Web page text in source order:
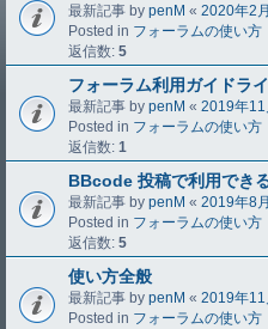
最新記事 by penM « 2020年2
Posted in フォーラムの使い方
返信数: 5
フォーラム利用ガイドラ
最新記事 by penM « 2019年11
Posted in フォーラムの使い方
返信数: 1
BBcode 投稿で利用でき
最新記事 by penM « 2019年8
Posted in フォーラムの使い方
返信数: 5
使い方全般
最新記事 by penM « 2019年11
Posted in フォーラムの使い方